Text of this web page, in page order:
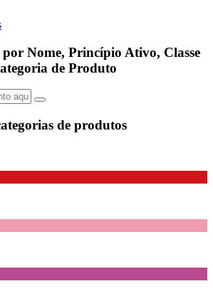
Nome, Princípio Ativo, Classe
de Produto
de produtos